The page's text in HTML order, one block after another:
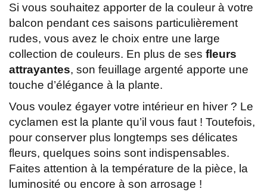
Si vous souhaitez apporter de la couleur à votre
balcon pendant ces saisons particulièrement
rudes, vous avez le choix entre une large
collection de couleurs. En plus de ses fleurs
attrayantes, son feuillage argenté apporte une
touche d’élégance à la plante.
Vous voulez égayer votre intérieur en hiver ? Le
cyclamen est la plante qu’il vous faut ! Toutefois,
pour conserver plus longtemps ses délicates
fleurs, quelques soins sont indispensables.
Faites attention à la température de la pièce, la
luminosité ou encore à son arrosage !